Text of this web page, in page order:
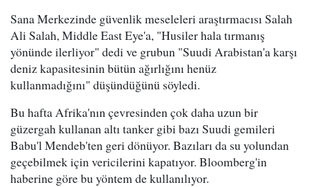
Sana Merkezinde güvenlik meseleleri araştırmacısı Salah
Ali Salah, Middle East Eye'a, "Husiler hala tırmanış
yönünde ilerliyor" dedi ve grubun "Suudi Arabistan'a karşı
deniz kapasitesinin bütün ağırlığını henüz
kullanmadığını" düşündüğünü söyledi.
Bu hafta Afrika'nın çevresinden çok daha uzun bir
güzergah kullanan altı tanker gibi bazı Suudi gemileri
Babu'l Mendeb'ten geri dönüyor. Bazıları da su yolundan
geçebilmek için vericilerini kapatıyor. Bloomberg'in
haberine göre bu yöntem de kullanılıyor.